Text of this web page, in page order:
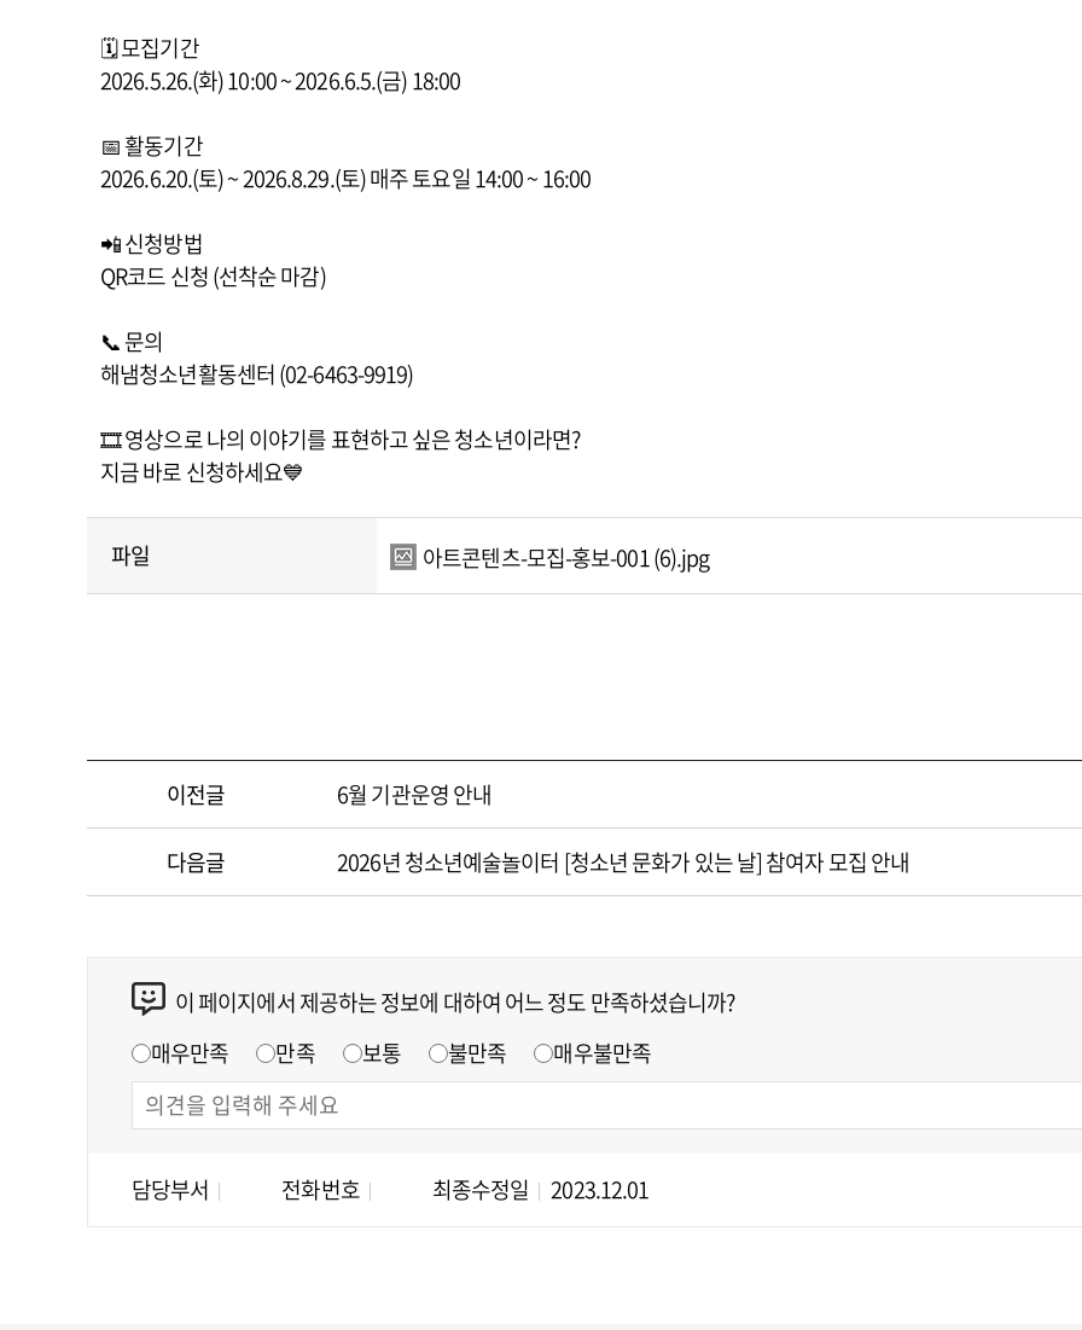
🗓 모집기간
2026.5.26.(화) 10:00 ~ 2026.6.5.(금) 18:00
📅 활동기간
2026.6.20.(토) ~ 2026.8.29.(토) 매주 토요일 14:00 ~ 16:00
📲 신청방법
QR코드 신청 (선착순 마감)
📞 문의
해냄청소년활동센터 (02-6463-9919)
🎞 영상으로 나의 이야기를 표현하고 싶은 청소년이라면?
지금 바로 신청하세요💙
파일 아트콘텐츠-모집-홍보-001 (6).jpg
이전글 6월 기관운영 안내
다음글 2026년 청소년예술놀이터 [청소년 문화가 있는 날] 참여자 모집 안내
이 페이지에서 제공하는 정보에 대하여 어느 정도 만족하셨습니까?
매우만족
만족 보통 불만족 매우불만족
담당부서 전화번호 최종수정일 2023.12.01